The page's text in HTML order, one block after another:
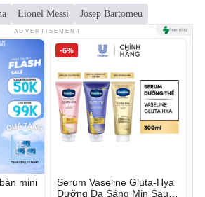
Lionel Messi Josep Bartomeu
ADVERTISEMENT
mini
-6%
Serum Vaseline Gluta-Hya
Dưỡng Da Sáng Mịn Sau 7